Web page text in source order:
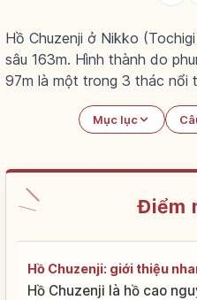
Hồ Chuzenji ở Nikko
sâu 163m. Hình thành do
97m là một trong 3 thác nổi
Mục lục
Điểm
Hồ Chuzenji: giới thiệu
Hồ Chuzenji là hồ cao